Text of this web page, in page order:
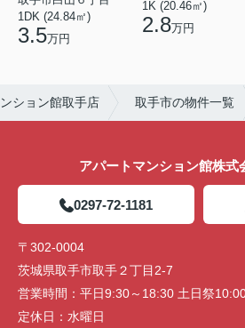
1DK (24.84㎡)
3.5万円
1K (20.46㎡)
2.8万円
ション館取手店 取手市の物件一覧
アパートマンション館株
0297-72-1181
〒302-0004
茨城県取手市取手２丁目2-7
営業時間： 平日9:30～18:30 土日祭
定休日： 水曜日